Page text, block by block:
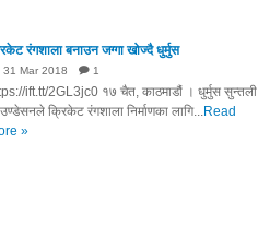
रंगशाला बनाउन जग्गा खोज्दै धुर्मुस
31 Mar 2018 1
ift.tt/2GL3jc0 १७ चैत, काठमाडौं । धुर्मुस सुन्तली
क्रिकेट रंगशाला निर्माणका लागि... Read
»